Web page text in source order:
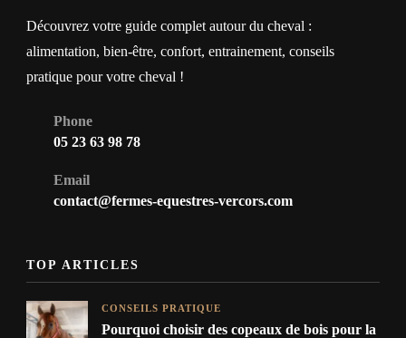
Découvrez votre guide complet autour du cheval :
alimentation, bien-être, confort, entrainement, conseils
pratique pour votre cheval !
Phone
05 23 63 98 78
Email
contact@fermes-equestres-vercors.com
TOP ARTICLES
CONSEILS PRATIQUE
Pourquoi choisir des copeaux de bois pour la